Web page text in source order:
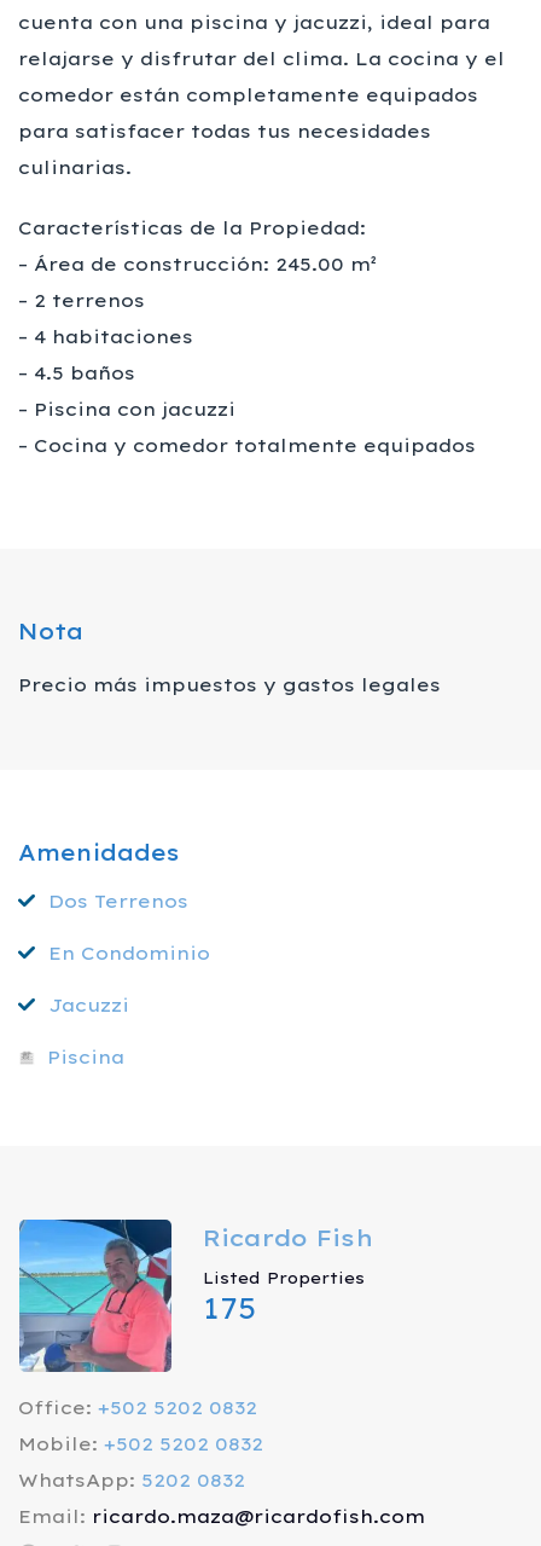
cuenta con una piscina y jacuzzi, ideal para
relajarse y disfrutar del clima. La cocina y el
comedor están completamente equipados
para satisfacer todas tus necesidades
culinarias.
Características de la Propiedad:
– Área de construcción: 245.00 m²
– 2 terrenos
– 4 habitaciones
– 4.5 baños
– Piscina con jacuzzi
– Cocina y comedor totalmente equipados
Nota
Precio más impuestos y gastos legales
Amenidades
Dos Terrenos
En Condominio
Jacuzzi
Piscina
Ricardo Fish
Listed Properties
175
Office: +502 5202 0832
Mobile: +502 5202 0832
WhatsApp: 5202 0832
Email: ricardo.maza@ricardofish.com